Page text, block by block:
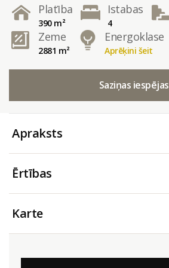
Platība
390 m²
Istabas
4
Zeme
2881 m²
Energoklase
Aprēķini šeit
Saziņas iespējas
Apraksts
Ērtības
Karte